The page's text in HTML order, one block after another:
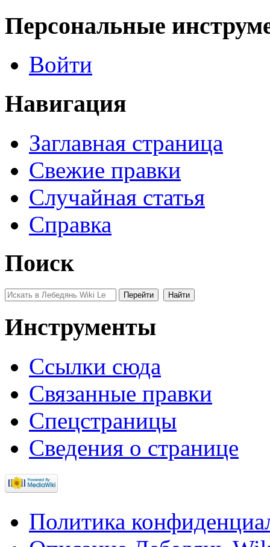
Персональные
Войти
Навигация
Заглавная страница
Свежие правки
Случайная статья
Справка
Поиск
Инструменты
Ссылки сюда
Связанные правки
Спецстраницы
Сведения о странице
Политика